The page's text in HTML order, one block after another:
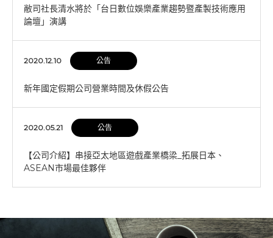
敝司社長清水將於「台日數位娛樂產業趨勢暨產製技術應用
論壇」演講
2020.12.10 公告
新年國定假期公司營業時間及休假公告
2020.05.21 公告
【公司介紹】串接亞太地區遊戲產業橋梁_拓展日本、
ASEAN市場最佳夥伴